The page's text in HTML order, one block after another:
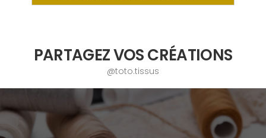
PARTAGEZ VOS CRÉATIONS
@toto.tissus